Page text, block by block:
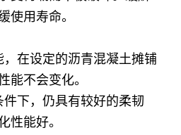
使用寿命。
在设定的沥青混凝土摊铺
能不会变化。
下，仍具有较好的柔韧
性能好。